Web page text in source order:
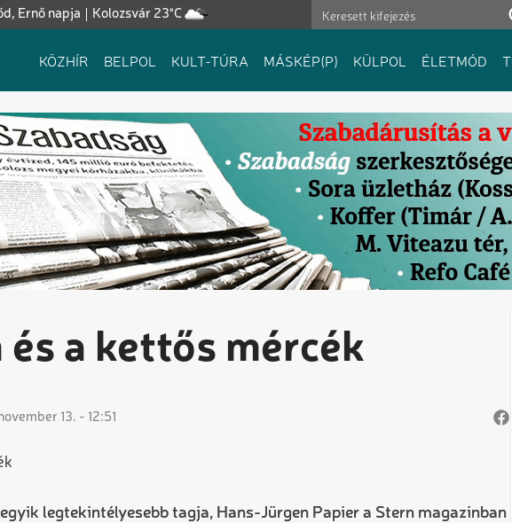
Kolozsvár 23°C
Ernő napja
Fő
KÖZHÍR BELPOL KULT-TÚRA MÁSKÉP(P) KÜLPOL ÉLETMÓD
a kettős mércék
13. - 12:51
legtekintélyesebb tagja, Hans-Jürgen Papier a Stern magazinban